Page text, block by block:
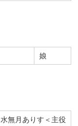
娘
水無月ありす＜主役